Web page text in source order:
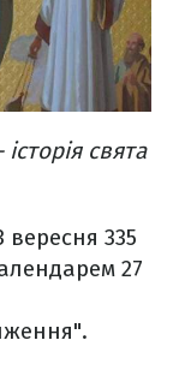
свята
вересня 335
27